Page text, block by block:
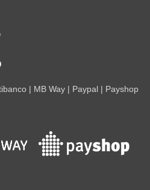
| MB Way | Paypal | Payshop